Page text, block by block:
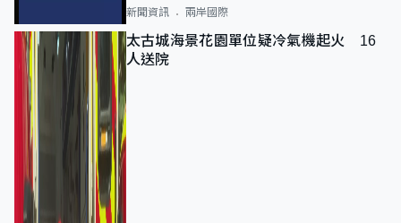
新聞資訊 兩岸國際
太古城海景花園單位疑冷氣機起火 16
人送院